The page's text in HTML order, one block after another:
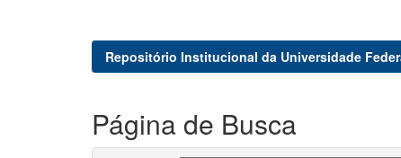
Repositório Institucional da Universidade
Página de Busca